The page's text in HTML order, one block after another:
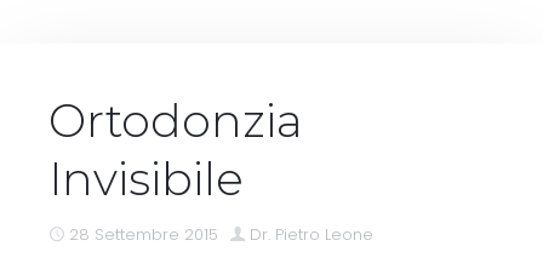
PEDODONZIA
Ortodonzia
Invisibile
28 Settembre 2015 Dr. Pietro Leone